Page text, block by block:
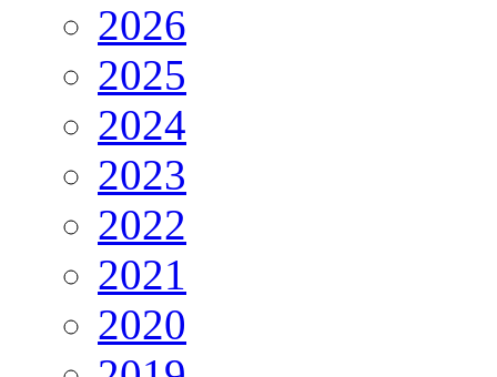
2026
2025
2024
2023
2022
2021
2020